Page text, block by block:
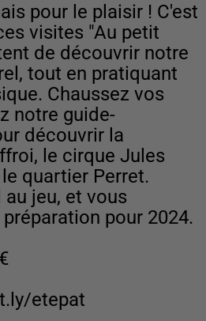
pour le plaisir ! C'est
visites "Au petit
de découvrir notre
tout en pratiquant
Chaussez vos
notre guide-
découvrir la
le cirque Jules
quartier Perret.
jeu, et vous
pour 2024.
etepat